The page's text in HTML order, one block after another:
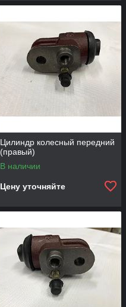
Цилиндр колесный передний
(правый)
В наличии
Цену уточняйте